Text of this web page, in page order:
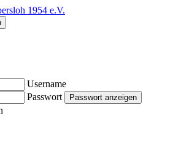
Username
Passwort
Passwort anzeigen